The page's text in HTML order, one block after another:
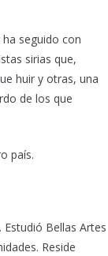
seguido con
sirias que,
huir y otras, una
de los que
país.
Bellas Artes
Reside